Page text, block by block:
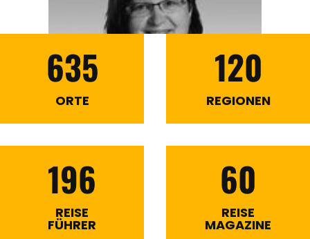
635
ORTE
120
REGIONEN
196
REISE
FÜHRER
60
REISE
MAGAZINE